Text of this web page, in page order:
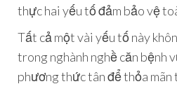
thực hai yếu tố đảm bảo vệ
Tất cả một vài yếu tố này
trong nghành nghề căn bệnh
phương thức tân để thỏa mãn